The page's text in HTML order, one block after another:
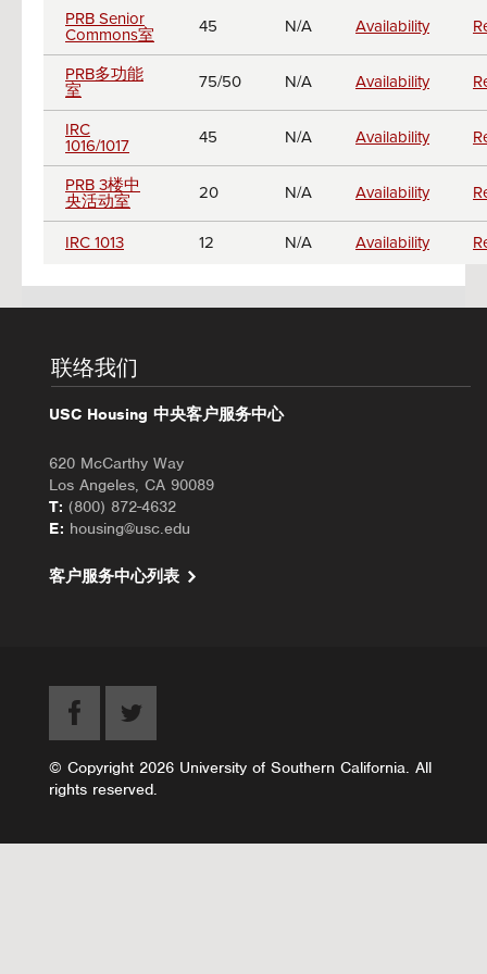
PRB Senior
Commons室
45 N/A Availability
PRB多功能
室
75/50 N/A Availability
IRC
1016/1017
45 N/A Availability
PRB 3楼中
央活动室
20 N/A Availability
IRC 1013 12 N/A Availability
联络我们
USC Housing 中央客户服务中心
620 McCarthy Way
Los Angeles, CA 90089
T: (800) 872-4632
E: housing@usc.edu
客户服务中心列表
© Copyright 2026 University of Southern California. All
rights reserved.